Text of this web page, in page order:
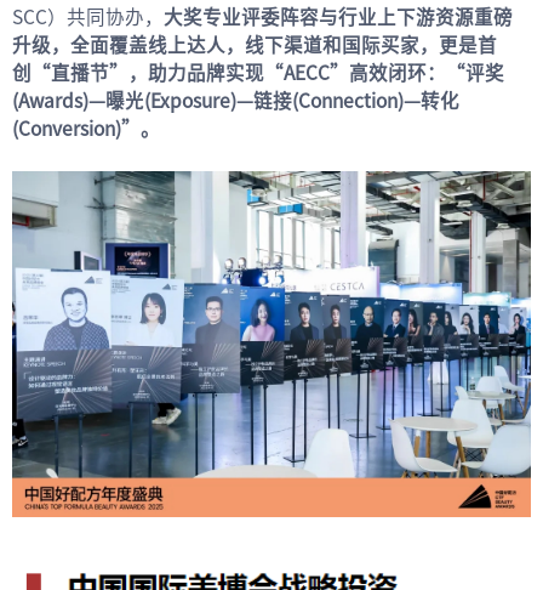
SCC）共同协办， 大奖专业评委阵容与行业上下游资源重磅
升级，全面覆盖线上达人，线下渠道和国际买家，更是首
创“直播节”，助力品牌实现“AECC”高效闭环：“评奖
(Awards)—曝光(Exposure)—链接(Connection)—转化
(Conversion)”。